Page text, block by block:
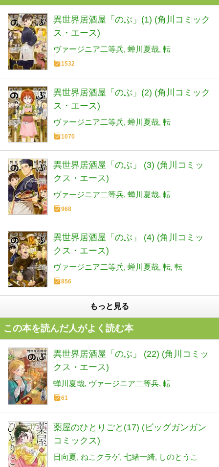
異世界居酒屋「のぶ」(1) (角川コミック
ス・エース)
ヴァージニア二等兵 蝉川夏哉 転
1532
異世界居酒屋「のぶ」(2) (角川コミック
ス・エース)
ヴァージニア二等兵 蝉川夏哉 転
1070
異世界居酒屋「のぶ」 (3) (角川コミッ
クス・エース)
ヴァージニア二等兵 蝉川夏哉 転
968
異世界居酒屋「のぶ」 (4) (角川コミッ
クス・エース)
ヴァージニア二等兵 蝉川夏哉 転 転
856
もっと見る
この本を読んだ人がよく読む本
異世界居酒屋「のぶ」 (22) (角川コミッ
クス・エース)
蝉川夏哉 ヴァージニア二等兵 転
61
薬屋のひとりごと(17) (ビッグガンガン
コミックス)
日向夏 ねこクラゲ 七緒一綺 しのとうこ